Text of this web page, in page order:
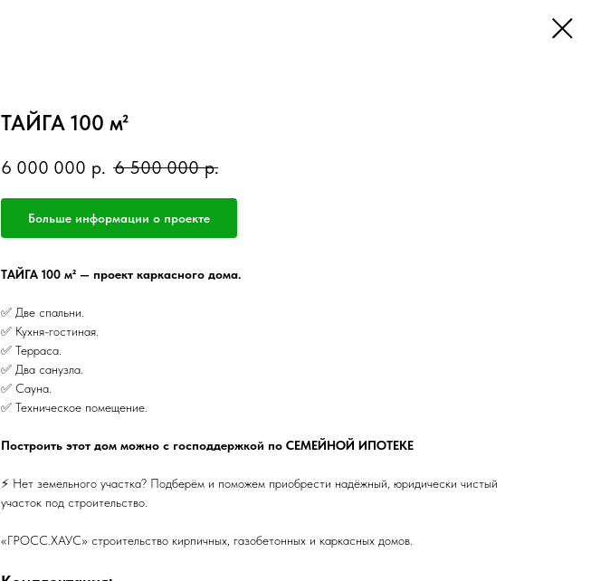
ТАЙГА 100 м²
6 000 000 р. 6 500 000 р.
Больше информации о проекте
ТАЙГА 100 м² — проект каркасного дома.
✅ Две спальни.
✅ Кухня-гостиная.
✅ Терраса.
✅ Два санузла.
✅ Сауна.
✅ Техническое помещение.
Построить этот дом можно с господдержкой по СЕМЕЙНОЙ ИПОТЕКЕ
⚡️ Нет земельного участка? Подберём и поможем приобрести надёжный, юридически чистый
участок под строительство.
«ГРОСС.ХАУС» строительство кирпичных, газобетонных и каркасных домов.